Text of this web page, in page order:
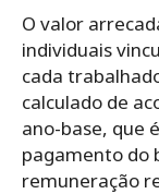
O valor
individuais
cada
calculado de
ano-base, que
pagamento do
remuneração